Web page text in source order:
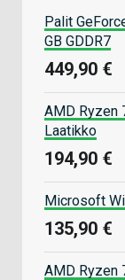
Palit
GB GDDR7
449,90 €
AMD Ryzen
Laatikko
194,90 €
Microsoft
135,90 €
AMD Ryzen